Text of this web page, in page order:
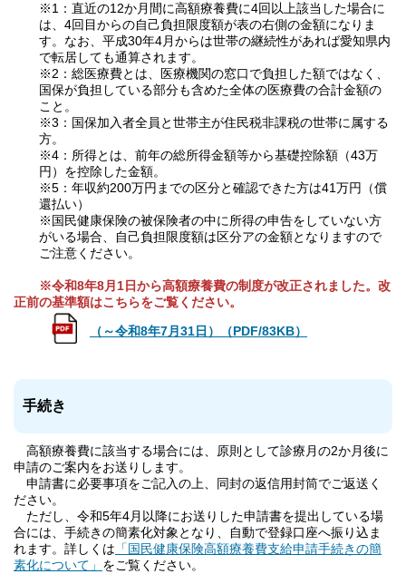
※1：直近の12か月間に高額療養費に4回以上該当した場合に
は、4回目からの自己負担限度額が表の右側の金額になりま
す。なお、平成30年4月からは世帯の継続性があれば愛知県内
で転居しても通算されます。
※2：総医療費とは、医療機関の窓口で負担した額ではなく、
国保が負担している部分も含めた全体の医療費の合計金額の
こと。
※3：国保加入者全員と世帯主が住民税非課税の世帯に属する
方。
※4：所得とは、前年の総所得金額等から基礎控除額（43万
円）を控除した金額。
※5：年収約200万円までの区分と確認できた方は41万円（償
還払い）
※国民健康保険の被保険者の中に所得の申告をしていない方
がいる場合、自己負担限度額は区分アの金額となりますので
ご注意ください。
※令和8年8月1日から高額療養費の制度が改正されました。改
正前の基準額はこちらをご覧ください。
（～令和8年7月31日）（PDF/83KB）
手続き
高額療養費に該当する場合には、原則として診療月の2か月後に
申請のご案内をお送りします。
申請書に必要事項をご記入の上、同封の返信用封筒でご返送く
ださい。
ただし、令和5年4月以降にお送りした申請書を提出している場
合には、手続きの簡素化対象となり、自動で登録口座へ振り込ま
れます。詳しくは 「国民健康保険高額療養費支給申請手続きの簡
素化について」 をご覧ください。